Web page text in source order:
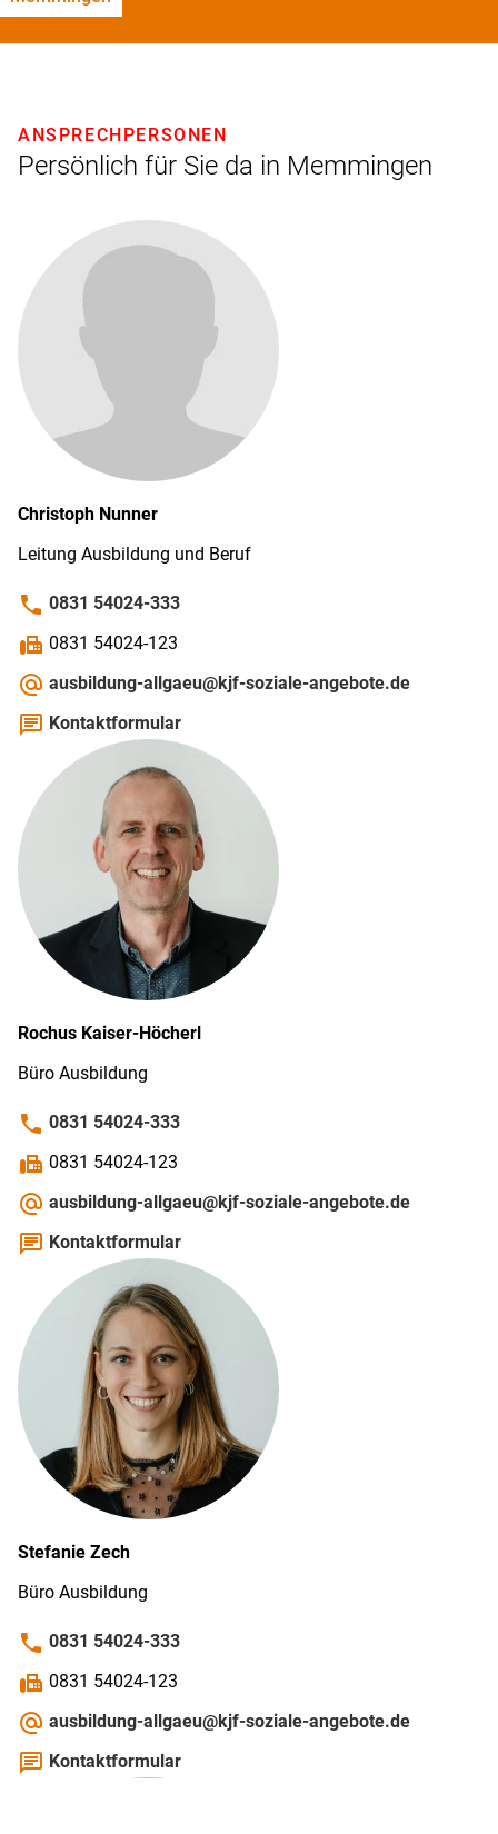
Persönlich für Sie da in Memmingen
ANSPRECHPERSONEN
Christoph Nunner
Leitung Ausbildung und Beruf
phone 0831 54024-333
fax 0831 54024-123
alternate_email ausbildung-allgaeu@kjf-soziale-angebote.de
chat Kontaktformular
Rochus Kaiser-Höcherl
Büro Ausbildung
phone 0831 54024-333
fax 0831 54024-123
alternate_email ausbildung-allgaeu@kjf-soziale-angebote.de
chat Kontaktformular
Stefanie Zech
Büro Ausbildung
phone 0831 54024-333
fax 0831 54024-123
alternate_email ausbildung-allgaeu@kjf-soziale-angebote.de
chat Kontaktformular